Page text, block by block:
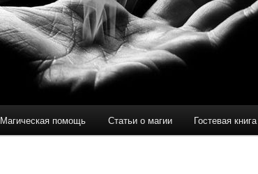
Магическая помощь Статьи о магии Гостевая книга